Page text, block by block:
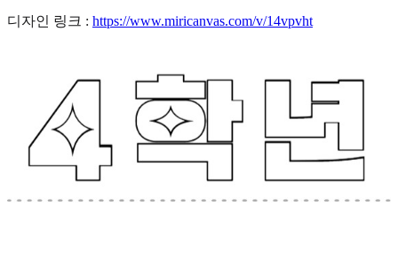
디자인 링크 : https://www.miricanvas.com/v/14vpvht